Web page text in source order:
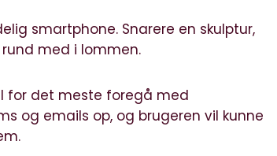
smartphone. Snarere en skulptur,
med i lommen.
for det meste foregå med
og emails op, og brugeren vil kunne